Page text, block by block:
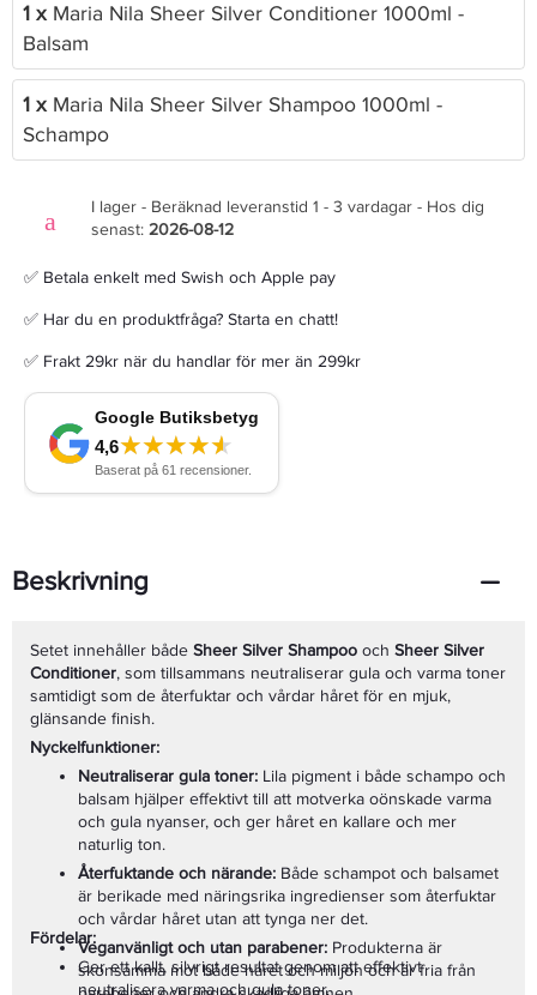
1 x Maria Nila Sheer Silver Conditioner 1000ml -
Balsam
1 x Maria Nila Sheer Silver Shampoo 1000ml -
Schampo
I lager - Beräknad leveranstid 1 - 3 vardagar - Hos dig
senast: 2026-08-12
✅ Betala enkelt med Swish och Apple pay
✅ Har du en produktfråga? Starta en chatt!
✅ Frakt 29kr när du handlar för mer än 299kr
Beskrivning
Setet innehåller både Sheer Silver Shampoo och Sheer Silver
Conditioner, som tillsammans neutraliserar gula och varma toner
samtidigt som de återfuktar och vårdar håret för en mjuk,
glänsande finish.
Nyckelfunktioner:
Neutraliserar gula toner: Lila pigment i både schampo och
balsam hjälper effektivt till att motverka oönskade varma
och gula nyanser, och ger håret en kallare och mer
naturlig ton.
Återfuktande och närande: Både schampot och balsamet
är berikade med näringsrika ingredienser som återfuktar
och vårdar håret utan att tynga ner det.
Veganvänligt och utan parabener: Produkterna är
skonsamma mot både håret och miljön och är fria från
Fördelar:
Ger ett kallt, silvrigt resultat genom att effektivt
neutralisera varma och gula toner.